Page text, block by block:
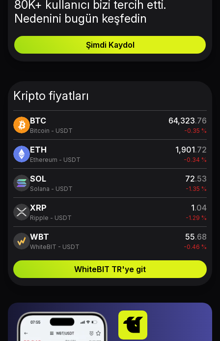
80K+ kullanıcı bizi tercih etti.
Nedenini bugün keşfedin
Şimdi Kaydol
Kripto fiyatları
BTC
Bitcoin - USDT
64,323.76
-0.35 %
ETH
Ethereum - USDT
1,901.72
-0.34 %
SOL
Solana - USDT
72.53
-1.35 %
XRP
Ripple - USDT
1.04
-1.29 %
WBT
WhiteBIT - USDT
55.68
-0.46 %
WhiteBIT TR'ye git